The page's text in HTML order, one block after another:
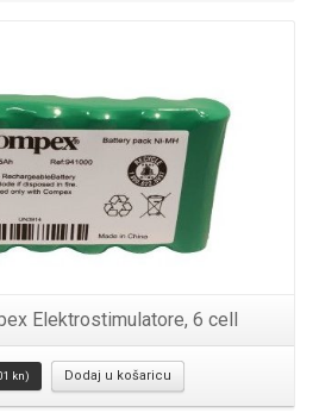
Elektrostimulatore, 6 cell
kn) Dodaj u košaricu